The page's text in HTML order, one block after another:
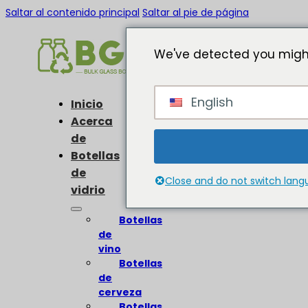
Saltar al contenido principal Saltar al pie de página
Inicio
Acerca
de
Botellas
de
vidrio
Botellas
de
vino
Botellas
de
cerveza
We've detected you
English
Close and do not switch